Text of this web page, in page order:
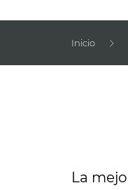
Inicio
La